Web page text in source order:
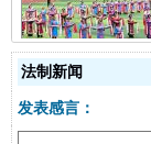
法制新闻
发表感言：